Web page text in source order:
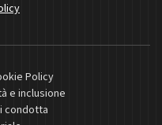
Policy
e inclusione
condotta